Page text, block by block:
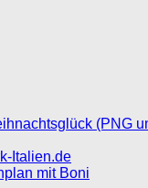
(PNG
Italien.de
mit Boni